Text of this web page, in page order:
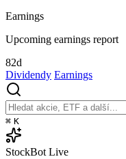
Earnings
Upcoming earnings report
82d
Dividendy Earnings
⌘ K
StockBot Live